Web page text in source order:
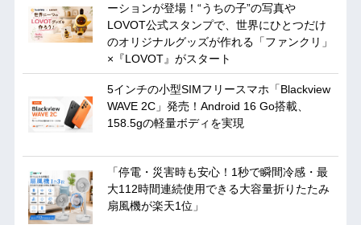
ーションが登場！“うちの子”の写真や
LOVOT公式スタンプで、世界にひとつだけ
のオリジナルグッズが作れる「ファンクリ」
×『LOVOT』がスタート
5インチの小型SIMフリースマホ「Blackview
WAVE 2C」発売！Android 16 Go搭載、
158.5gの軽量ボディを実現
「停電・災害時も安心！1秒で瞬間冷感・最
大112時間連続使用できる大容量折りたたみ
扇風機が楽天1位」